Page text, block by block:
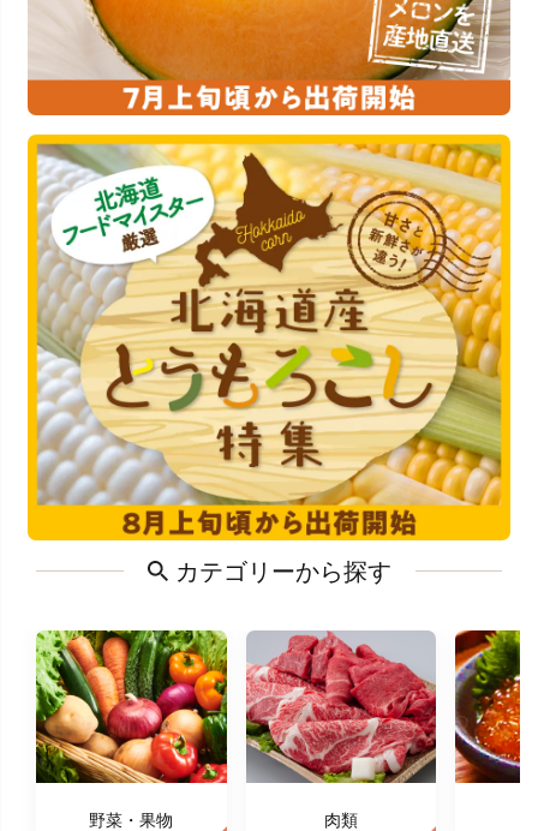
カテゴリーから探す
野菜・果物 肉類